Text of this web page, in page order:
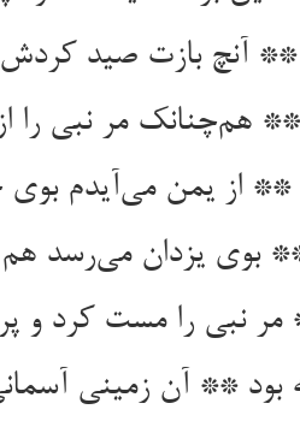
** آنچ بازت صید کردش
هم‌چنانک مر نبی را
از یمن می‌آیدم بوی
بوی یزدان می‌رسد هم
نبی را مست کرد و
** آن زمینی